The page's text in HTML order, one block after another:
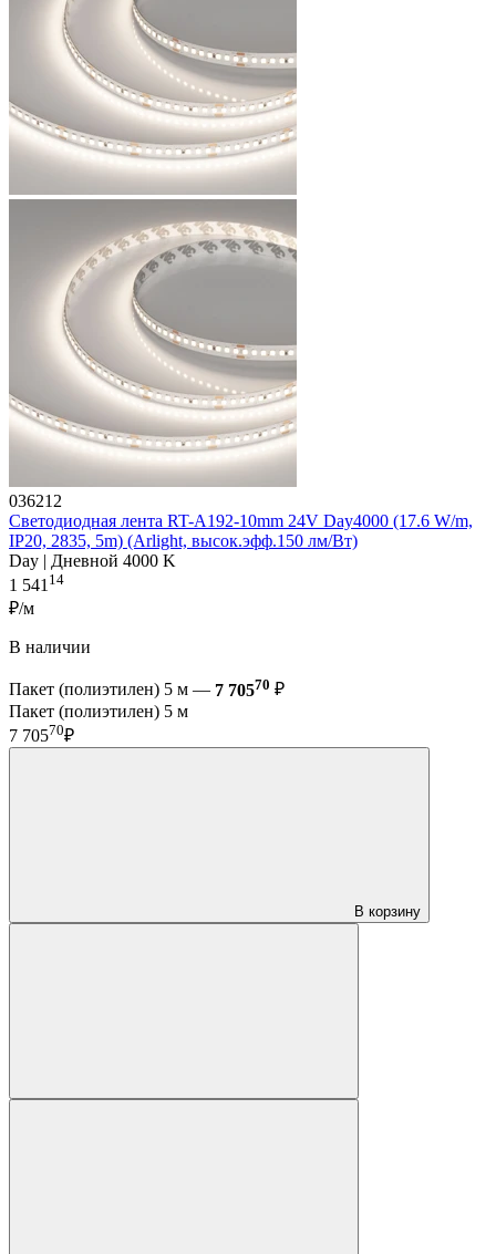
036212
Светодиодная лента RT-A192-10mm 24V Day4000 (17.6 W/m,
IP20, 2835, 5m) (Arlight, высок.эфф.150 лм/Вт)
Day | Дневной 4000 K
1 54114
₽/м
В наличии
Пакет (полиэтилен) 5 м — 7 70570 ₽
Пакет (полиэтилен) 5 м
7 70570₽
В корзину